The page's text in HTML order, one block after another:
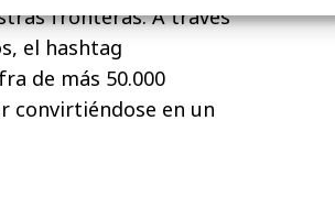
fronteras. A través
el hashtag
de más 50.000
convirtiéndose en un